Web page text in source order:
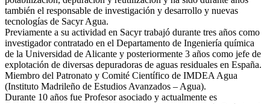
también el responsable de investigación y desarrollo y nuevas
tecnologías de Sacyr Agua.
Previamente a su actividad en Sacyr trabajó durante tres años como
investigador contratado en el Departamento de Ingeniería química
de la Universidad de Alicante y posteriormente 3 años como jefe de
explotación de diversas depuradoras de aguas residuales en España.
Miembro del Patronato y Comité Científico de IMDEA Agua
(Instituto Madrileño de Estudios Avanzados – Agua).
Durante 10 años fue Profesor asociado y actualmente es